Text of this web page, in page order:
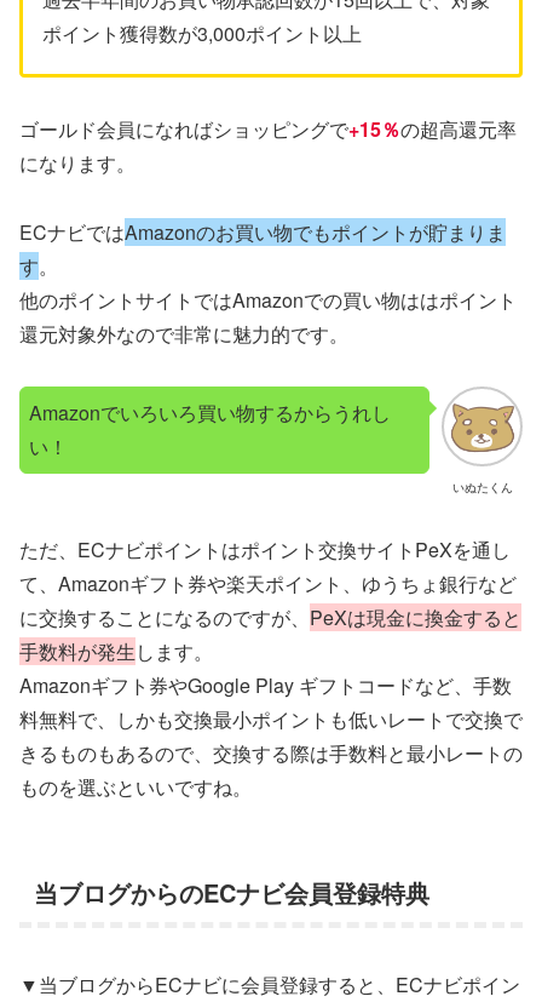
ポイント獲得数が3,000ポイント以上
ゴールド会員になればショッピングで+15％の超高還元率
になります。
ECナビではAmazonのお買い物でもポイントが貯まりま
す。
他のポイントサイトではAmazonでの買い物ははポイント
還元対象外なので非常に魅力的です。
いぬたくん
Amazonでいろいろ買い物するからうれし
い！
ただ、ECナビポイントはポイント交換サイトPeXを通し
て、Amazonギフト券や楽天ポイント、ゆうちょ銀行など
に交換することになるのですが、 PeXは現金に換金すると
手数料が発生します。
Amazonギフト券やGoogle Play ギフトコードなど、手数
料無料で、しかも交換最小ポイントも低いレートで交換で
きるものもあるので、交換する際は手数料と最小レートの
ものを選ぶといいですね。
当ブログからのECナビ会員登録特典
▼当ブログからECナビに会員登録すると、ECナビポイン